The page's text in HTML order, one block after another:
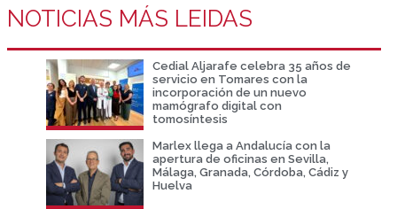
NOTICIAS MÁS LEIDAS
Cedial Aljarafe celebra 35 años de
servicio en Tomares con la
incorporación de un nuevo
mamógrafo digital con
tomosíntesis
Marlex llega a Andalucía con la
apertura de oficinas en Sevilla,
Málaga, Granada, Córdoba, Cádiz y
Huelva